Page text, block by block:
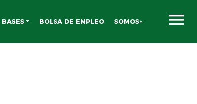
BASES BOLSA DE EMPLEO SOMOS+